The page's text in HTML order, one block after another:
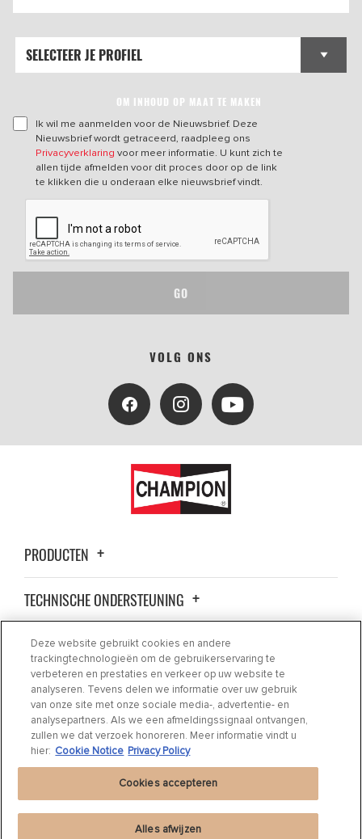
OM INHOUD OP MAAT TE MAKEN
Ik wil me aanmelden voor de Nieuwsbrief. Deze
Nieuwsbrief wordt getraceerd, raadpleeg ons
Privacyverklaring voor meer informatie. U kunt zich te
allen tijde afmelden voor dit proces door op de link
te klikken die u onderaan elke nieuwsbrief vindt.
GO
VOLG ONS
PRODUCTEN
TECHNISCHE ONDERSTEUNING
OVER ONS
CONTACT
WAAR AANKOPEN
Deze website gebruikt cookies en andere
trackingtechnologieën om de gebruikerservaring te
verbeteren en prestaties en verkeer op uw website te
analyseren. Tevens delen we informatie over uw gebruik
van onze site met onze sociale media-, advertentie- en
analysepartners. Als we een afmeldingssignaal ontvangen,
zullen we dat verzoek honoreren. Meer informatie vindt u
hier: Cookie Notice Privacy Policy
Alles afwijzen
Cookies accepteren